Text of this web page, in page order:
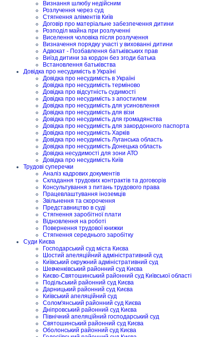
Визнання шлюбу недійсним
Розлучення через суд
Стягнення аліментів Київ
Договір про матеріальне забезпечення дитини
Розподіл майна при розлученні
Виселення чоловіка після розлучення
Визначення порядку участі у вихованні дитини
Адвокат - Позбавлення батьківських прав
Виїзд дитини за кордон без згоди батька
Встановлення батьківства
Довідка про несудимість в Україні
Довідка про несудимість в Україні
Довідка про несудимість терміново
Довідка про відсутність судимості
Довідка про несудимість з апостилем
Довідка про несудимість для усиновлення
Довідка про несудимість для візи
Довідка про несудимість для громадянства
Довідка про несудимість для закордонного паспорта
Довідка про несудимість Харків
Довідка про несудимість Луганська область
Довідка про несудимість Донецька область
Довідка несудимості для зони АТО
Довідка про несудимість Київ
Трудові суперечки
Аналіз кадрових документів
Складання трудових контрактів та договорів
Консультування з питань трудового права
Працевлаштування іноземців
Звільнення та скорочення
Представництво в суді
Стягнення заробітної плати
Відновлення на роботі
Повернення трудової книжки
Стягнення середнього заробітку
Суди Києва
Господарський суд міста Києва
Шостий апеляційний адміністративний суд
Київський окружний адміністративний суд
Шевченківський районний суд Києва
Києво-Святошинський районний суд Київської області
Подільський районний суд Києва
Дарницький районний суд Києва
Київський апеляційний суд
Солом'янський районний суд Києва
Дніпровський районний суд Києва
Північний апеляційний господарський суд
Святошинський районний суд Києва
Оболонський районний суд Києва